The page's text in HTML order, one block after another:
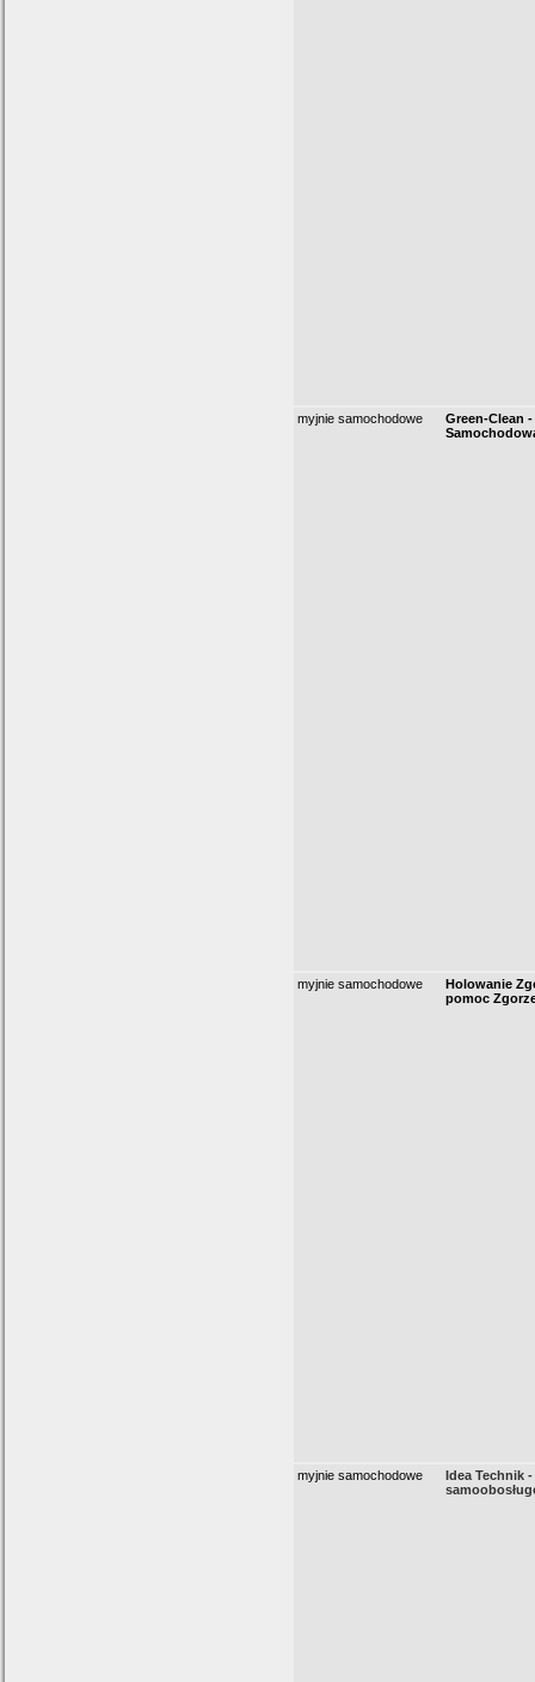
myjnie samochodowe
Green-Clean
myjnie samochodowe
Holowanie
pomoc
myjnie samochodowe
Idea Technik